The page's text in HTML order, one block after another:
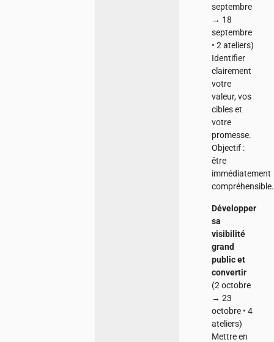
septembre
→ 18
septembre
• 2 ateliers)
Identifier
clairement
votre
valeur, vos
cibles et
votre
promesse.
Objectif :
être
immédiatement
compréhensible.
Développer
sa
visibilité
grand
public et
convertir
(2 octobre
→ 23
octobre • 4
ateliers)
Mettre en